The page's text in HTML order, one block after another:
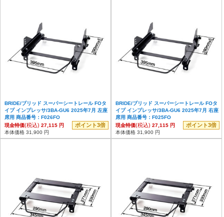
BRIDE/ブリッド スーパーシートレール FOタ
イプ インプレッサ/3BA-GU6 2025年7月 左座
席用 商品番号：F026FO
現金特価(税込) 27,115 円 ポイント3倍
本体価格 31,900 円
BRIDE/ブリッド スーパーシートレール FOタ
イプ インプレッサ/3BA-GU6 2025年7月 右座
席用 商品番号：F025FO
現金特価(税込) 27,115 円 ポイント3倍
本体価格 31,900 円